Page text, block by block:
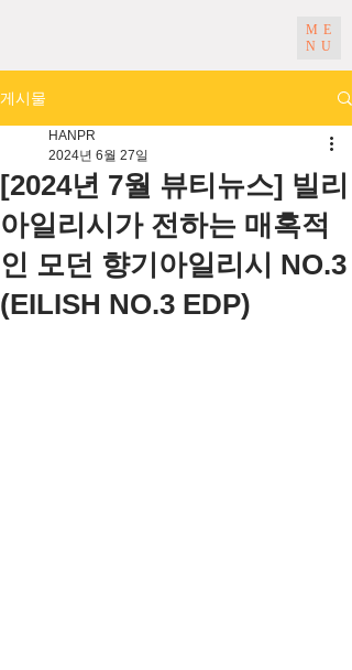
ME
NU
게시물
[2024년 7월 뷰티뉴스] 빌리
아일리시가 전하는 매혹적
인 모던 향기아일리시 NO.3
(EILISH NO.3 EDP)
HANPR
2024년 6월 27일